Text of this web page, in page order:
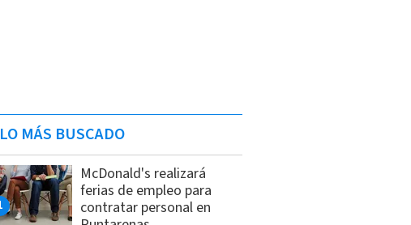
LO MÁS BUSCADO
McDonald's realizará
ferias de empleo para
contratar personal en